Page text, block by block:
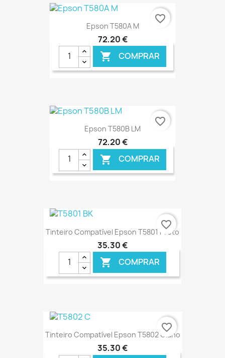
€ ONLINE
Epson T580A M
72,20 €
 COMPRAR
€ ONLINE
favorite_border
Epson T580B LM
72,20 €
 COMPRAR
€ ONLINE
favorite_border
Tinteiro Compatível Epson T5801 Preto
35,30 €
 COMPRAR
€ ONLINE
favorite_border
Tinteiro Compatível Epson T5802 Ciano
35,30 €
favorite_border